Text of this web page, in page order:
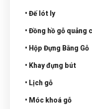
• Đế lót ly
• Đồng hồ gỗ quảng
• Hộp Đựng Bằng Gỗ
• Khay đựng bút
• Lịch gỗ
• Móc khoá gỗ